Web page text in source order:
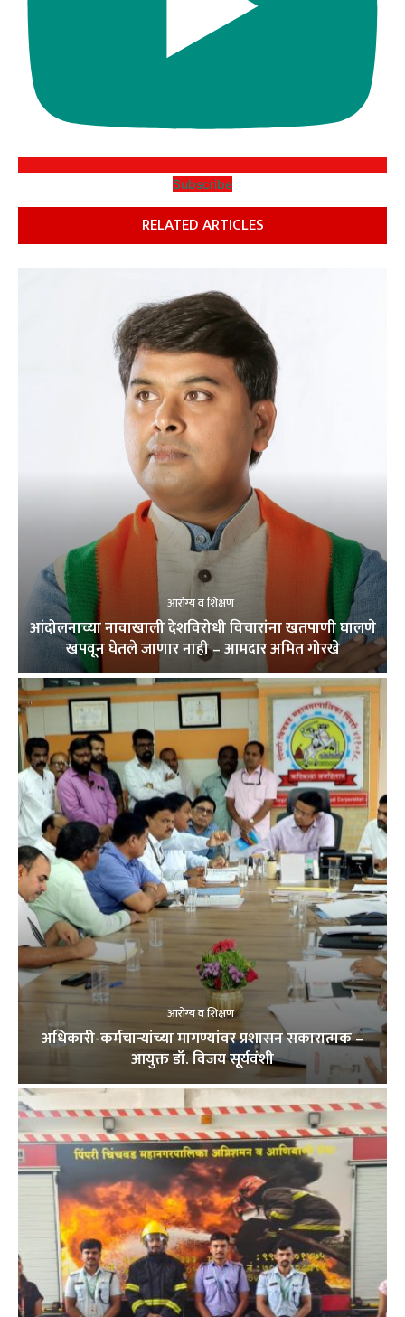
Subscribe
RELATED ARTICLES
आरोग्य व शिक्षण
आंदोलनाच्या नावाखाली देशविरोधी विचारांना खतपाणी घालणे
खपवून घेतले जाणार नाही – आमदार अमित गोरखे
आरोग्य व शिक्षण
अधिकारी-कर्मचाऱ्यांच्या मागण्यांवर प्रशासन सकारात्मक –
आयुक्त डॉ. विजय सूर्यवंशी